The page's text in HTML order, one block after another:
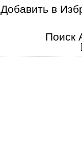
Добавить в
Поиск